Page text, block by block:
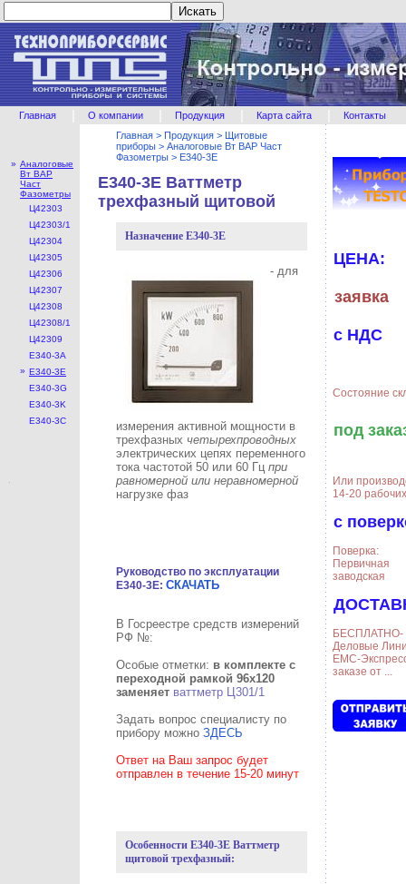
Главная О компании Продукция Карта сайта Контакты
» Аналоговые
Вт ВАР
Част
Фазометры
Ц42303
Ц42303/1
Ц42304
Ц42305
Ц42306
Ц42307
Ц42308
Ц42308/1
Ц42309
E340-3A
» E340-3E
E340-3G
E340-3K
E340-3C
Главная > Продукция > Щитовые
приборы > Аналоговые Вт ВАР Част
Фазометры > E340-3E
E340-3E Ваттметр
трехфазный щитовой
Назначение E340-3E
- для
измерения активной мощности в
трехфазных четырехпроводных
электрических цепях переменного
тока частотой 50 или 60 Гц при
равномерной или неравномерной
нагрузке фаз
Руководство по эксплуатации
E340-3E: СКАЧАТЬ
В Госреестре средств измерений
РФ №:
Особые отметки: в комплекте с
переходной рамкой 96х120
заменяет ваттметр Ц301/1
Задать вопрос специалисту по
прибору можно ЗДЕСЬ
Ответ на Ваш запрос будет
отправлен в течение 15-20 минут
Особенности E340-3E Ваттметр
щитовой трехфазный:
ЦЕНА:
заявка
с НДС
Состояние
под
Или
14-20
с
Поверка:
Первичная
заводская
БЕСПЛАТНО-
Деловые
ЕМС-
заказе от ...